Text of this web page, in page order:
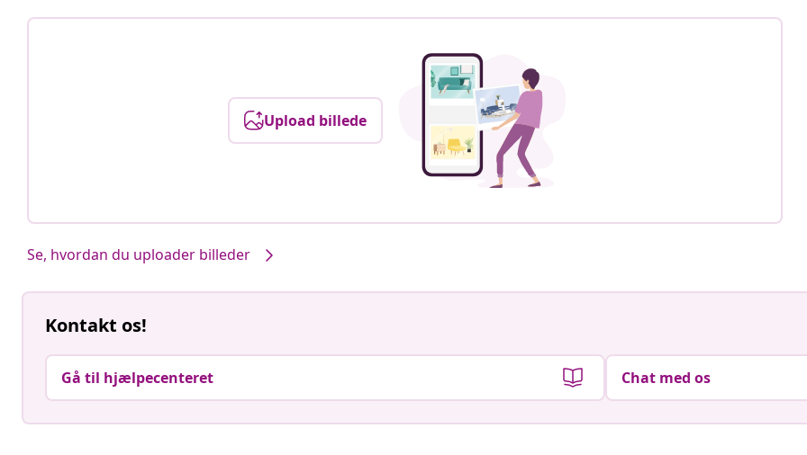
Upload billede
Se, hvordan du uploader billeder
Kontakt os!
Gå til hjælpecenteret Chat med os